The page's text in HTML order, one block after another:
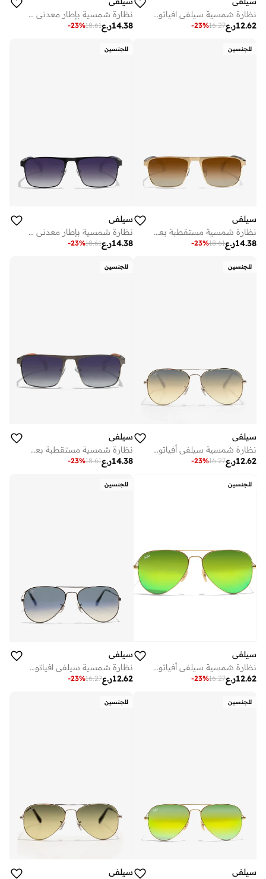
نظارة شمسية سيلفي افياتور بإطار معدني ذهبي أخضر مع حماية
ر.ع12.62
16.27
-23%
نظارة شمسية بإطار معدني أسود وعدسات مستقطبة زرقاء سيلفي
ر.ع14.38
18.61
-23%
للجنسين
سيلفي
نظارة شمسية مستقطبة بعدسات بنية وإطار معدني ذهبي
ر.ع14.38
18.61
-23%
للجنسين
سيلفي
نظارة شمسية بإطار معدني أسود وعدسات مستقطبة زرقاء سيلفي
ر.ع14.38
18.61
-23%
للجنسين
سيلفي
نظارة شمسية سيلفي أفياتور بإطار معدني أزرق وفضي وحماية
ر.ع12.62
16.27
-23%
للجنسين
سيلفي
نظارة شمسية مستقطبة بعدسات سوداء وإطار معدني أسود رمادي
ر.ع14.38
18.61
-23%
للجنسين
سيلفي
نظارة شمسية سيلفي أفياتور بمرايا خضراء وإطار معدني ذهبي مع حماية
ر.ع12.62
16.27
-23%
للجنسين
سيلفي
نظارة شمسية سيلفي افياتور بإطار معدني أزرق وأسود
ر.ع12.62
16.27
-23%
للجنسين
سيلفي
للجنسين
سيلفي